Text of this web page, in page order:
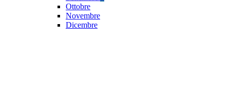
Ottobre
Novembre
Dicembre